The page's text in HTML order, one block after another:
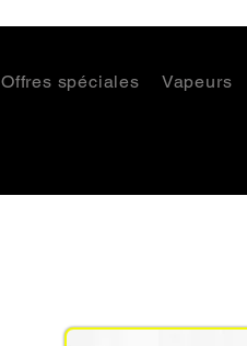
Offres spéciales Vapeurs